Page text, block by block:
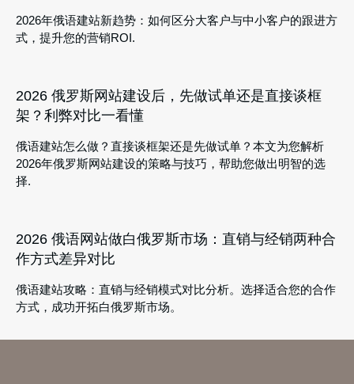
2026年俄语建站新趋势：如何区分大客户与中小客户的跟进方
式，提升您的营销ROI.
2026 俄罗斯网站建设后，先做试单还是直接谈框
架？利弊对比一看懂
俄语建站怎么做？直接谈框架还是先做试单？本文为您解析
2026年俄罗斯网站建设的策略与技巧，帮助您做出明智的选
择.
2026 俄语网站做白俄罗斯市场：直销与经销两种合
作方式差异对比
俄语建站攻略：直销与经销模式对比分析。选择适合您的合作
方式，成功开拓白俄罗斯市场。